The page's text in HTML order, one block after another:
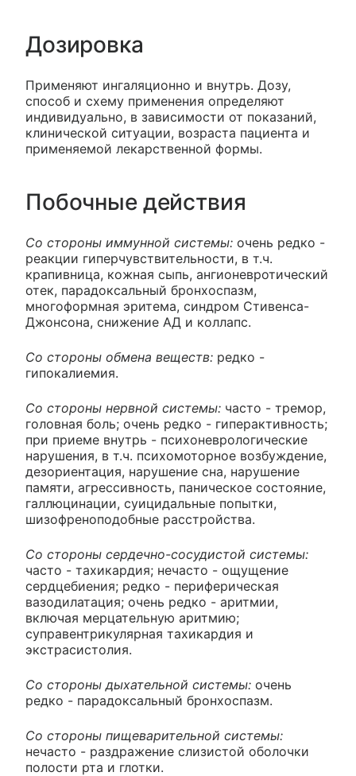
Дозировка
Применяют ингаляционно и внутрь. Дозу,
способ и схему применения определяют
индивидуально, в зависимости от показаний,
клинической ситуации, возраста пациента и
применяемой лекарственной формы.
Побочные действия
Со стороны иммунной системы: очень редко -
реакции гиперчувствительности, в т.ч.
крапивница, кожная сыпь, ангионевротический
отек, парадоксальный бронхоспазм,
многоформная эритема, синдром Стивенса-
Джонсона, снижение АД и коллапс.
Со стороны обмена веществ: редко -
гипокалиемия.
Со стороны нервной системы: часто - тремор,
головная боль; очень редко - гиперактивность;
при приеме внутрь - психоневрологические
нарушения, в т.ч. психомоторное возбуждение,
дезориентация, нарушение сна, нарушение
памяти, агрессивность, паническое состояние,
галлюцинации, суицидальные попытки,
шизофреноподобные расстройства.
Со стороны сердечно-сосудистой системы:
часто - тахикардия; нечасто - ощущение
сердцебиения; редко - периферическая
вазодилатация; очень редко - аритмии,
включая мерцательную аритмию;
суправентрикулярная тахикардия и
экстрасистолия.
Со стороны дыхательной системы: очень
редко - парадоксальный бронхоспазм.
Со стороны пищеварительной системы:
нечасто - раздражение слизистой оболочки
полости рта и глотки.